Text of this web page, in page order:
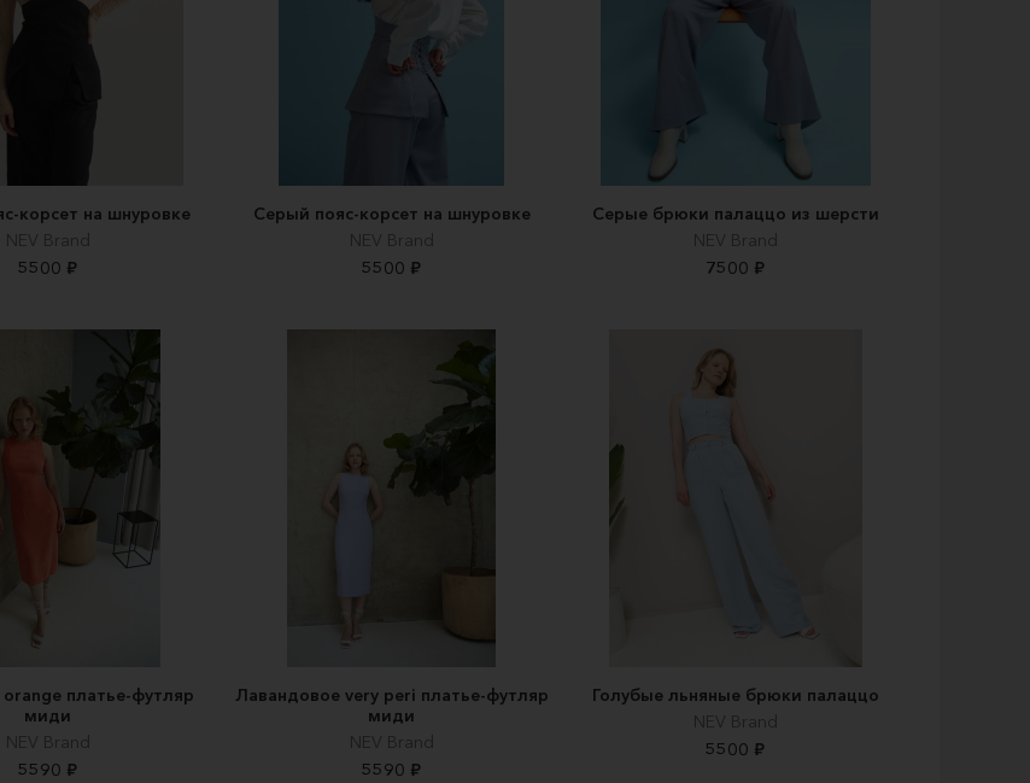
корсет на шнуровке
NEV Brand
5500 ₽
Серый пояс-корсет на шнуровке
NEV Brand
5500 ₽
Серые брюки палаццо из шерсти
NEV Brand
7500 ₽
платье-футляр
миди
NEV Brand
5590 ₽
Лавандовое very peri платье-футляр
миди
NEV Brand
5590 ₽
Голубые льняные брюки палаццо
NEV Brand
5500 ₽